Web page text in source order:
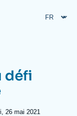
défi
26 mai 2021